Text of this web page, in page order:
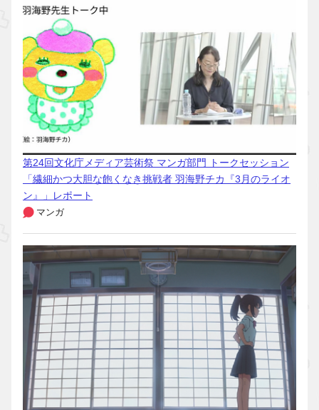
第24回文化庁メディア芸術祭 マンガ部門 トークセッション
「繊細かつ大胆な飽くなき挑戦者 羽海野チカ『3月のライオ
ン』」レポート
マンガ